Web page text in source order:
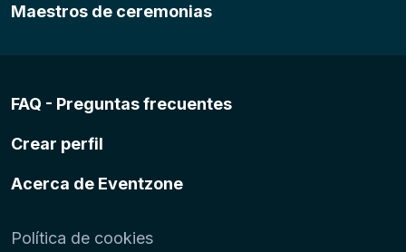
Maestros de ceremonias
FAQ - Preguntas frecuentes
Crear perfil
Acerca de Eventzone
Política de cookies